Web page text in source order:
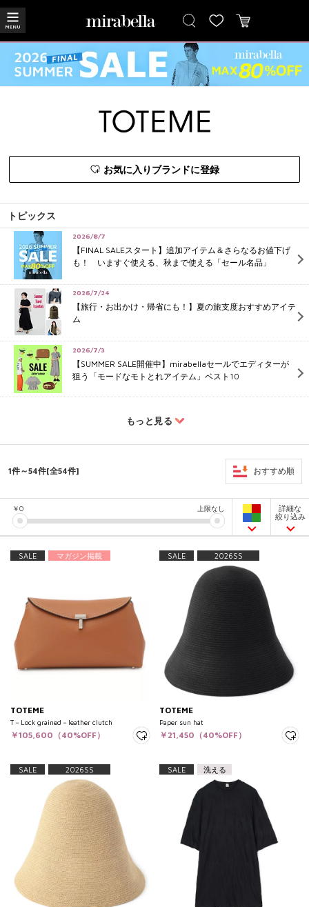
お気に入りブランドに登録
トピックス
2026/8/7
【FINAL SALEスタート】追加アイテム＆さらなるお値下げ
も！ いますぐ使える、秋まで使える「セール名品」
2026/7/24
【旅行・お出かけ・帰省にも！】夏の旅支度おすすめアイテ
ム
2026/7/3
【SUMMER SALE開催中】mirabellaセールでエディターが
狙う「モードなモトとれアイテム」ベスト10
もっと見る
1件～54件[全54件] おすすめ順
￥0 上限なし
詳細な
絞り込み
SALE マガジン掲載
TOTEME
T－Lock grained－leather clutch
￥105,600（40%OFF）
SALE 2026SS
TOTEME
Paper sun hat
￥21,450（40%OFF）
SALE 2026SS SALE 洗える